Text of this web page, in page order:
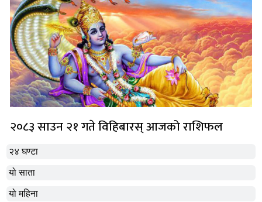
२४ घण्टा
यो साता
यो महिना
२०८३ साउन २१ गते विहिबारस् आजको राशिफल